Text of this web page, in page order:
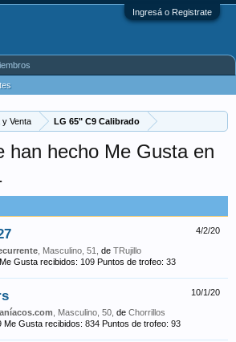
Ingresá o Registrate
y Venta LG 65" C9 Calibrado
han hecho Me Gusta en
4/2/20
, Masculino, 51, de TRujillo
Me Gusta recibidos: 109 Puntos de trofeo: 33
10/1/20
, Masculino, 50, de Chorrillos
Me Gusta recibidos: 834 Puntos de trofeo: 93